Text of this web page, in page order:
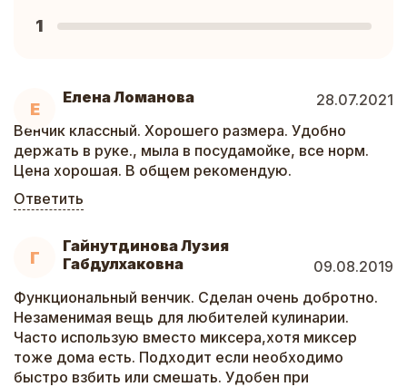
Е
Елена Ломанова
28.07.2021
Венчик классный. Хорошего размера. Удобно
держать в руке., мыла в посудамойке, все норм.
Цена хорошая. В общем рекомендую.
Ответить
Г
Гайнутдинова Лузия
Габдулхаковна
09.08.2019
Функциональный венчик. Сделан очень добротно.
Незаменимая вещь для любителей кулинарии.
Часто использую вместо миксера,хотя миксер
тоже дома есть. Подходит если необходимо
быстро взбить или смешать. Удобен при
1